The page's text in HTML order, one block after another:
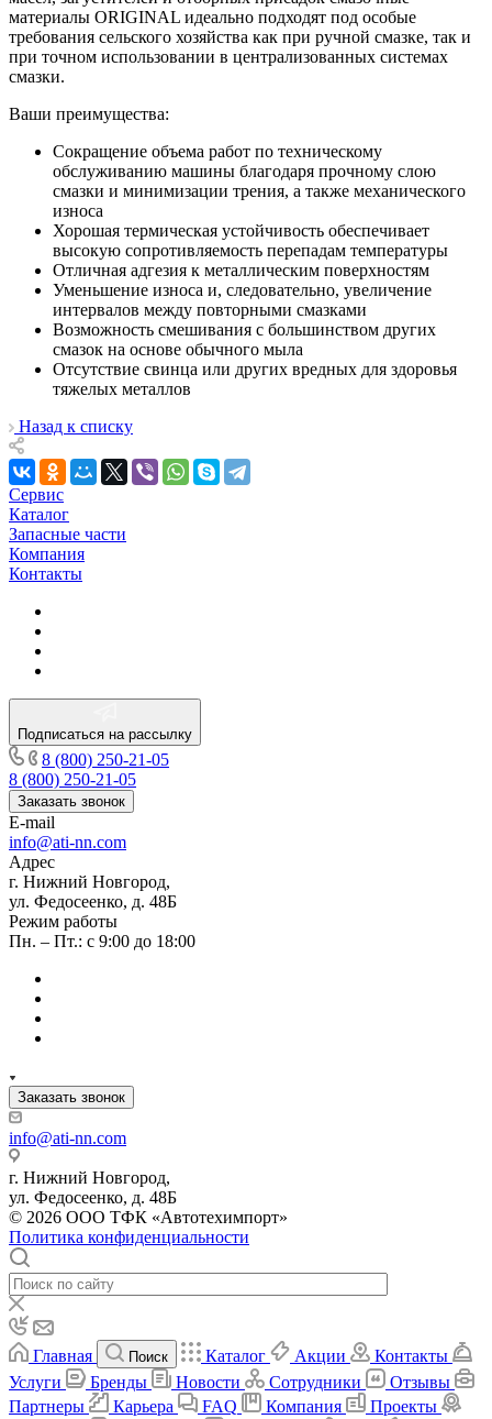
материалы ORIGINAL идеально подходят под особые
требования сельского хозяйства как при ручной смазке, так и
при точном использовании в централизованных системах
смазки.
Ваши преимущества:
Сокращение объема работ по техническому
обслуживанию машины благодаря прочному слою
смазки и минимизации трения, а также механического
износа
Хорошая термическая устойчивость обеспечивает
высокую сопротивляемость перепадам температуры
Отличная адгезия к металлическим поверхностям
Уменьшение износа и, следовательно, увеличение
интервалов между повторными смазками
Возможность смешивания с большинством других
смазок на основе обычного мыла
Отсутствие свинца или других вредных для здоровья
тяжелых металлов
Назад к списку
Сервис
Каталог
Запасные части
Компания
Контакты
Подписаться на рассылку
8 (800) 250-21-05
8 (800) 250-21-05
Заказать звонок
E-mail
info@ati-nn.com
Адрес
г. Нижний Новгород,
ул. Федосеенко, д. 48Б
Режим работы
Пн. – Пт.: с 9:00 до 18:00
Заказать звонок
info@ati-nn.com
г. Нижний Новгород,
ул. Федосеенко, д. 48Б
© 2026 ООО ТФК «Автотехимпорт»
Политика конфиденциальности
Главная Поиск Каталог Акции
Контакты
Услуги
Бренды Новости Сотрудники
Отзывы
Партнеры
Карьера FAQ Компания
Проекты